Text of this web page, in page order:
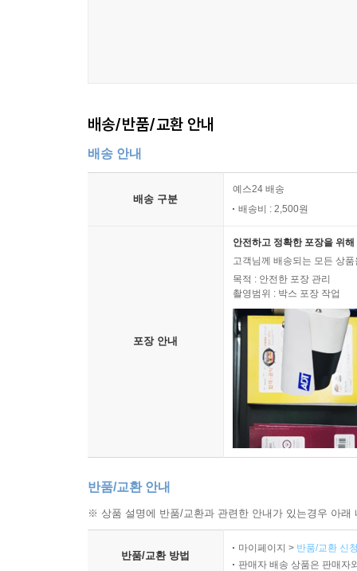
배송/반품/교환 안내
배송 안내
배송 구분
예스24 배송
배송비 : 2,500원
포장 안내
안전하고 정확한 포장을 위
고객님께 배송되는 모든 상
목적 : 안전한 포장 관리
촬영범위 : 박스 포장 작업
반품/교환 안내
※ 상품 설명에 반품/교환과 관련한 안내가 있는경우 아
반품/교환 방법
마이페이지 > 반품/교환 신
판매자 배송 상품은 판매자